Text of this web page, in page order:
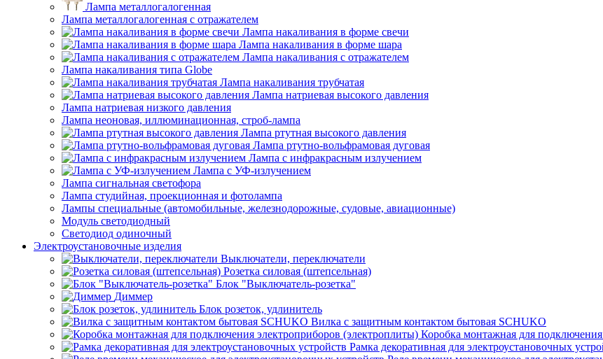
Лампа металлогалогенная
Лампа металлогалогенная с отражателем
Лампа накаливания в форме свечи
Лампа накаливания в форме шара
Лампа накаливания с отражателем
Лампа накаливания типа Globe
Лампа накаливания трубчатая
Лампа натриевая высокого давления
Лампа натриевая низкого давления
Лампа неоновая, иллюминационная, строб-лампа
Лампа ртутная высокого давления
Лампа ртутно-вольфрамовая дуговая
Лампа с инфракрасным излучением
Лампа с УФ-излучением
Лампа сигнальная светофора
Лампа студийная, проекционная и фотолампа
Лампы специальные (автомобильные, железнодорожные, судовые, авиационные)
Модуль светодиодный
Светодиод одиночный
Электроустановочные изделия
Выключатели, переключатели
Розетка силовая (штепсельная)
Блок "Выключатель-розетка"
Диммер
Блок розеток, удлинитель
Вилка с защитным контактом бытовая SCHUKO
Коробка монтажная для
Рамка декоративная для электроустановочных